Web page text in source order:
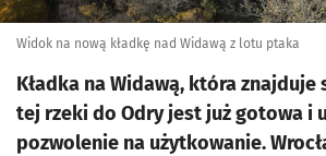
Widok na nową kładkę nad Widawą z lotu ptaka
Kładka na Widawą, która
tej rzeki do Odry jest już gotowa i
pozwolenie na użytkowanie.